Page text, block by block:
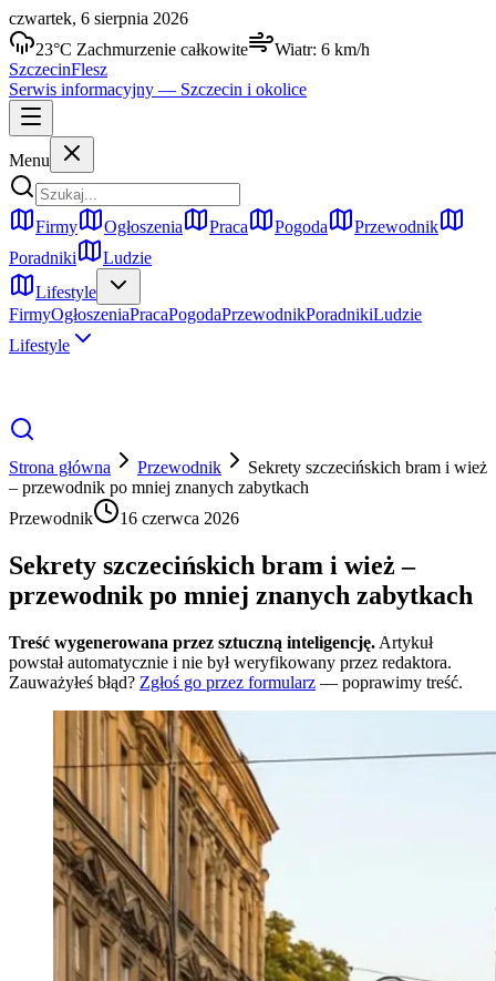
czwartek, 6 sierpnia 2026
23°C Zachmurzenie całkowite Wiatr: 6 km/h
SzczecinFlesz
Serwis informacyjny — Szczecin i okolice
Menu
Firmy Ogłoszenia Praca Pogoda
Przewodnik
Poradniki
Ludzie
Lifestyle
FirmyOgłoszeniaPracaPogodaPrzewodnikPoradnikiLudzie
Lifestyle
Strona główna Przewodnik
Sekrety szczecińskich bram i wież
– przewodnik po mniej znanych zabytkach
Przewodnik
16 czerwca 2026
Sekrety szczecińskich bram i wież –
przewodnik po mniej znanych zabytkach
Treść wygenerowana przez sztuczną inteligencję. Artykuł
powstał automatycznie i nie był weryfikowany przez redaktora.
Zauważyłeś błąd? Zgłoś go przez formularz — poprawimy treść.